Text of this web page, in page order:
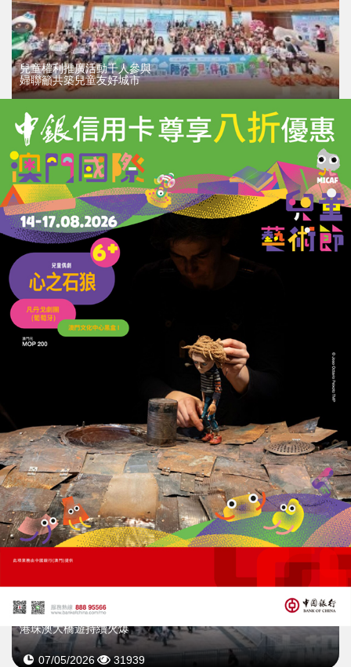
兒童權利推廣活動千人參與
婦聯籲共築兒童友好城市
09/06/2026
聚焦文旅融合創新
「五一」珠海接待旅客235萬人次
港珠澳大橋遊持續火爆
07/05/2026 31939